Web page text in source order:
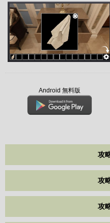
Android 無料版
攻
攻
攻